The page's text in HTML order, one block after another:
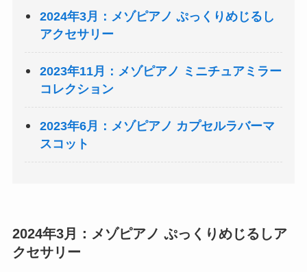
2024年3月：メゾピアノ ぷっくりめじるし
アクセサリー
2023年11月：メゾピアノ ミニチュアミラー
コレクション
2023年6月：メゾピアノ カプセルラバーマ
スコット
2024年3月：メゾピアノ ぷっくりめじるしア
クセサリー